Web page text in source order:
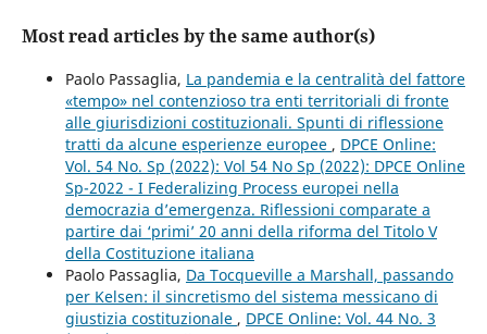
Most read articles by the same author(s)
Paolo Passaglia, La pandemia e la centralità del fattore
«tempo» nel contenzioso tra enti territoriali di fronte
alle giurisdizioni costituzionali. Spunti di riflessione
tratti da alcune esperienze europee , DPCE Online:
Vol. 54 No. Sp (2022): Vol 54 No Sp (2022): DPCE Online
Sp-2022 - I Federalizing Process europei nella
democrazia d’emergenza. Riflessioni comparate a
partire dai ‘primi’ 20 anni della riforma del Titolo V
della Costituzione italiana
Paolo Passaglia, Da Tocqueville a Marshall, passando
per Kelsen: il sincretismo del sistema messicano di
giustizia costituzionale , DPCE Online: Vol. 44 No. 3